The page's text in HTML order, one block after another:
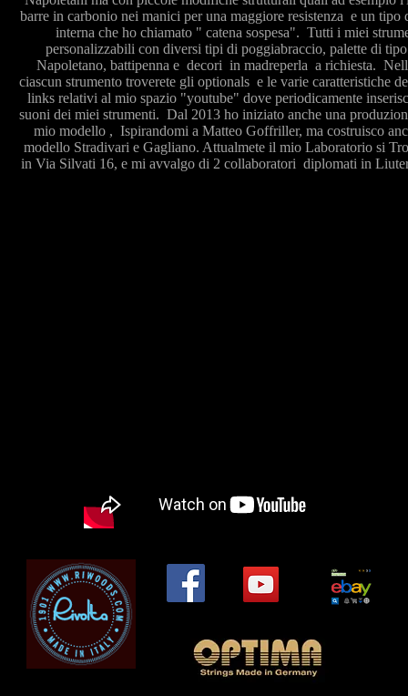
barre in carbonio nei manici per una maggiore resistenza e un tipo
interna che ho chiamato " catena sospesa". Tutti i miei
personalizzabili con diversi tipi di poggiabraccio, palette di
Napoletano, battipenna e decori in madreperla a richiesta.
ciascun strumento troverete gli optionals e le varie caratteristiche
links relativi al mio spazio "youtube" dove periodicamente
suoni dei miei strumenti. Dal 2013 ho iniziato anche una
mio modello , Ispirandomi a Matteo Goffriller, ma costruisco
modello Stradivari e Gagliano. Attualmete il mio Laboratorio si
in Via Silvati 16, e mi avvalgo di 2 collaboratori diplomati in